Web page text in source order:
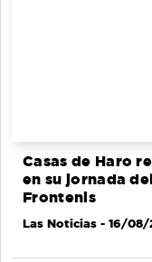
Casas de Haro
en su jornada
Frontenis
Las Noticias - 16/08/